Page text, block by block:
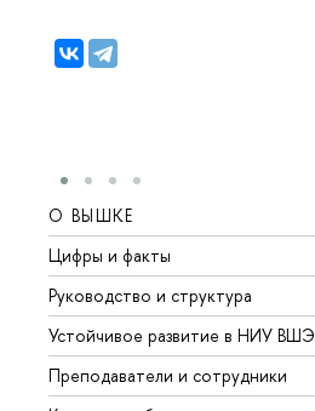
О ВЫШКЕ
Цифры и факты
Руководство и структура
Устойчивое развитие в НИУ ВШЭ
Преподаватели и сотрудники